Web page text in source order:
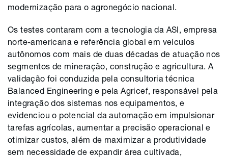
modernização para o agronegócio nacional.
Os testes contaram com a tecnologia da ASI, empresa
norte-americana e referência global em veículos
autônomos com mais de duas décadas de atuação nos
segmentos de mineração, construção e agricultura. A
validação foi conduzida pela consultoria técnica
Balanced Engineering e pela Agricef, responsável pela
integração dos sistemas nos equipamentos, e
evidenciou o potencial da automação em impulsionar
tarefas agrícolas, aumentar a precisão operacional e
otimizar custos, além de maximizar a produtividade
sem necessidade de expandir área cultivada,